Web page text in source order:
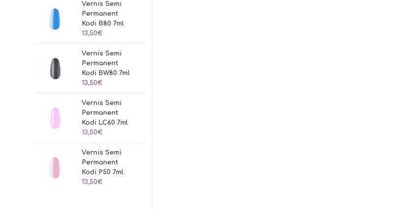
Vernis Semi
Permanent
Kodi B80 7ml
13,50€
Vernis Semi
Permanent
Kodi BW80 7ml
13,50€
Vernis Semi
Permanent
Kodi LC60 7ml
13,50€
Vernis Semi
Permanent
Kodi P50 7ml
13,50€